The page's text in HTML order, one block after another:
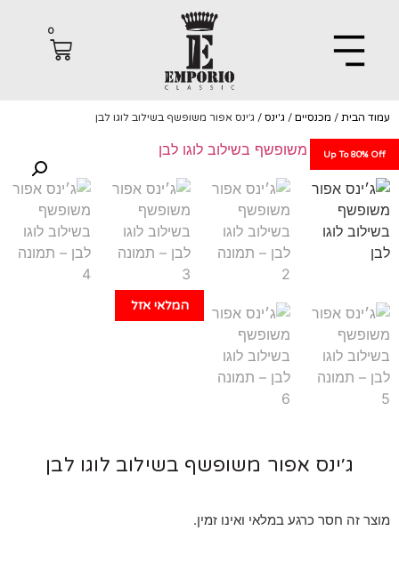
הבית/מכנסיים/ג'ינס/ ג׳ינס אפור משופשף בשילוב לוגו לבן
ג׳ינס אפור משופשף בשילוב לוגו לבן
זה חסר כרגע במלאי ואינו זמין.
Up To
המלאי אזל